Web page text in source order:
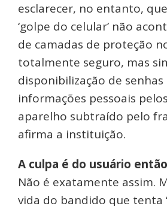
esclarecer, no entanto,
‘golpe do celular’ não
de camadas de proteção
totalmente seguro, mas
disponibilização de
informações pessoais
aparelho subtraído pelo
afirma a instituição.
A culpa é do usuário
Não é exatamente assim.
vida do bandido que tenta